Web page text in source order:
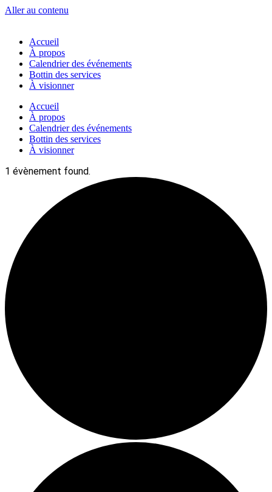
Aller au contenu
Accueil
À propos
Calendrier des événements
Bottin des services
À visionner
Accueil
À propos
Calendrier des événements
Bottin des services
À visionner
1 évènement found.